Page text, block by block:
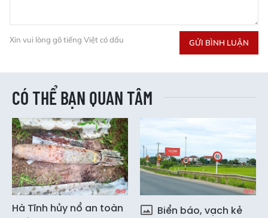
Xin vui lòng gõ tiếng Việt có dấu GỬI BÌNH LUẬN
CÓ THỂ BẠN QUAN TÂM
Hà Tĩnh hủy nổ an toàn
Biển báo, vạch kẻ